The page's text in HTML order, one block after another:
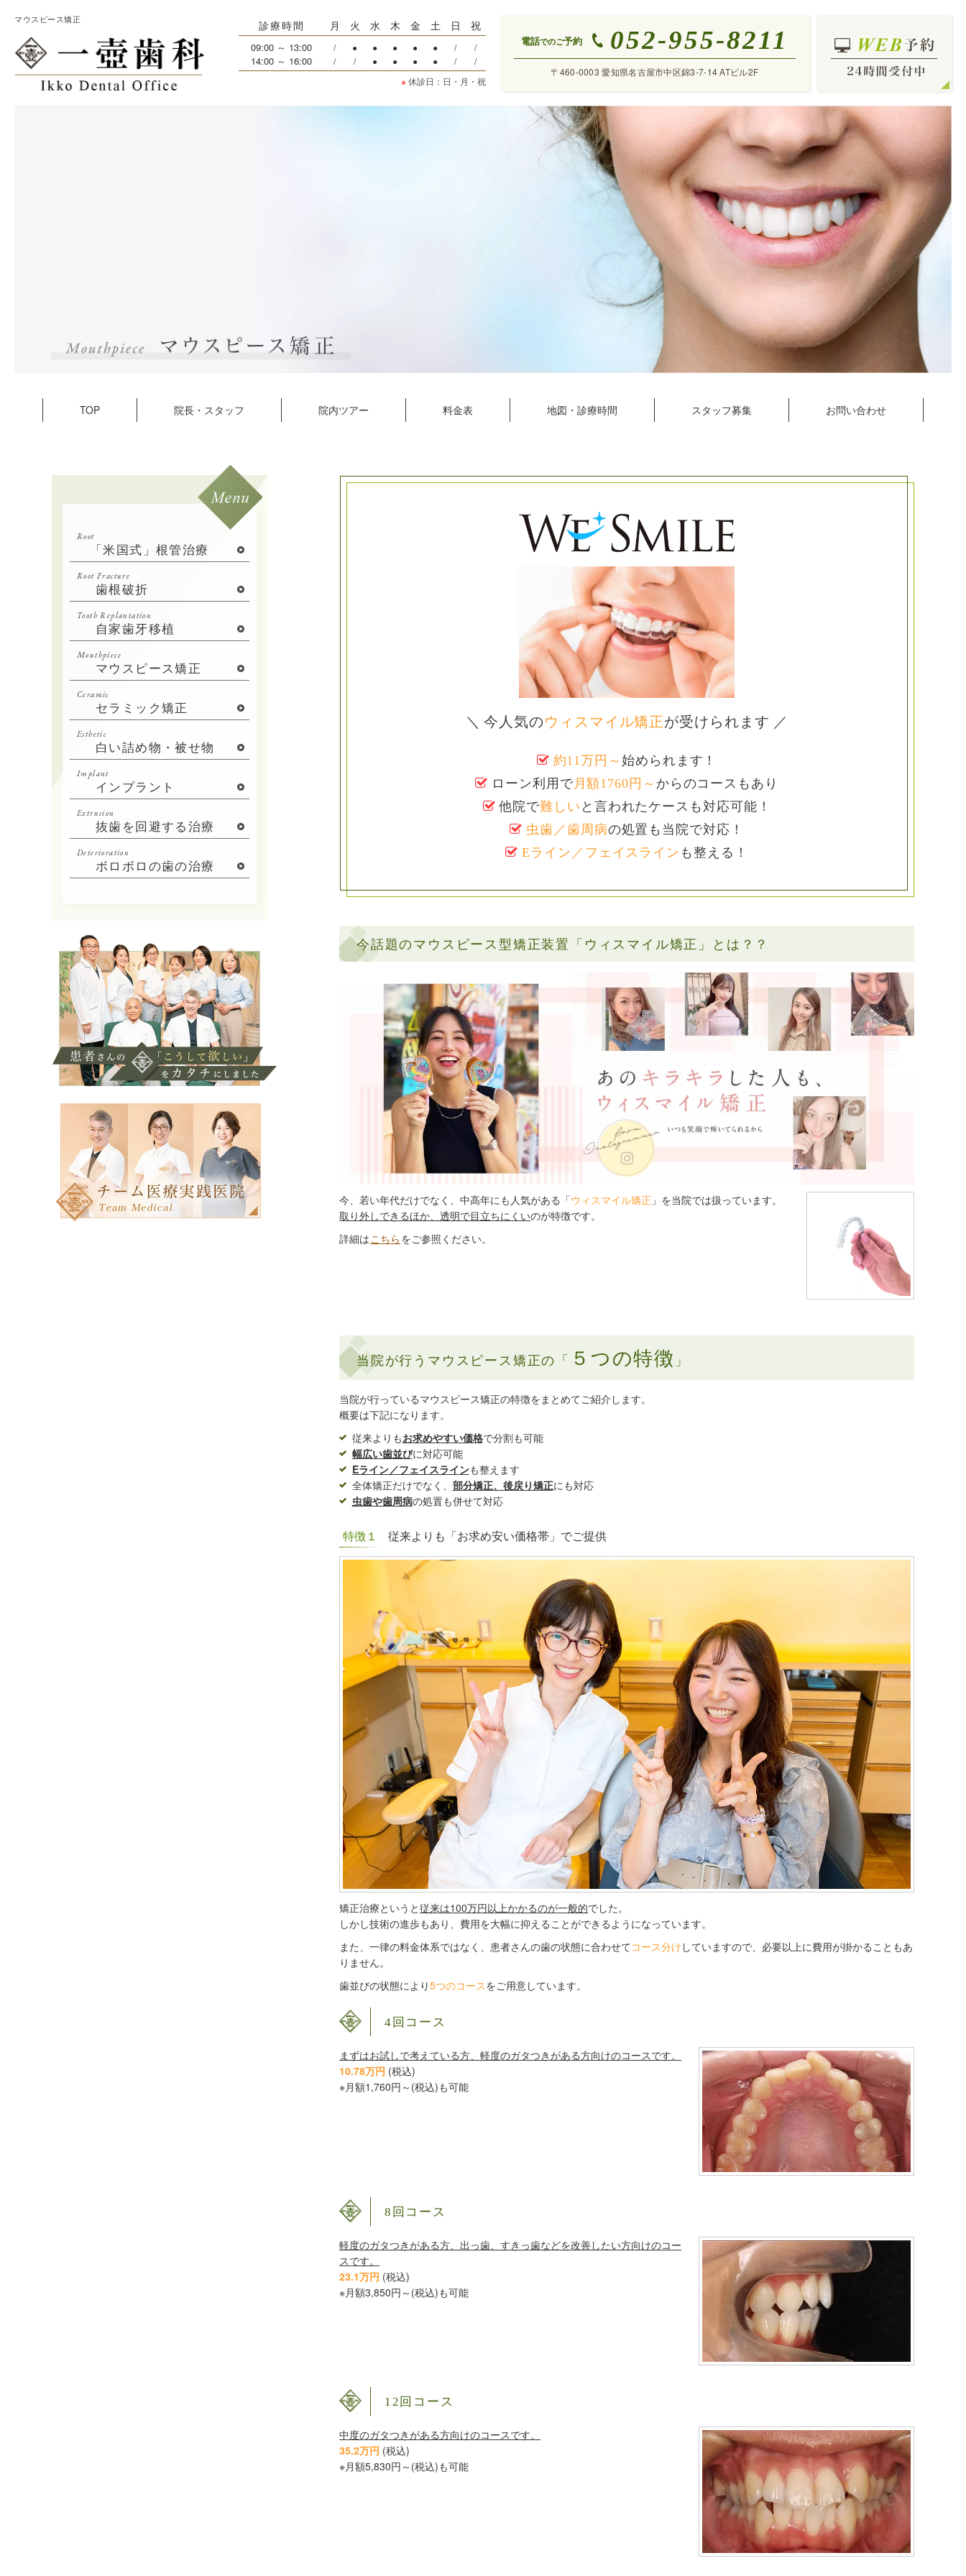
マウスピース矯正 診療時間 月 火 水 木 金 土 日 祝
09:00 ～ 13:00 / ● ● ● ● ● / /
14:00 ～ 16:00 / / ● ● ● ● /
/
※休診日：日・月・祝
電話でのご予約 052-955-8211
〒460-0003 愛知県名古屋市中区錦3-7-14 ATビル2F
TOP 院長・スタッフ 院内ツアー 料金表 地図・診療時間 スタッフ募集 お問い合わせ
Root
「米国式」根管治療
Root Fracture
歯根破折
Tooth Replantation
自家歯牙移植
Mouthpiece
マウスピース矯正
Ceramic
セラミック矯正
Esthetic
白い詰め物・被せ物
Implant
インプラント
Extrusion
抜歯を回避する治療
Deterioration
ボロボロの歯の治療
今人気のウィスマイル矯正が受けられます
約11万円～ 始められます！
ローン利用で月額1760円～ からのコースもあり
他院で難しい と言われたケースも対応可能！
虫歯／歯周病の処置も 当院で対応！
Eライン／フェイスライン も 整える！
今話題のマウスピース型矯正装置「ウィスマイル矯正」とは？？
今、若い年代だけでなく、中高年にも人気がある「ウィスマイル矯正 」を当院では扱っています。
取り外しできるほか、透明で目立ちにくいのが特徴です。
詳細はこちら をご参照ください。
当院が行うマウスピース矯正の「 ５つの特徴 」
当院が行っているマウスピース矯正の特徴をまとめてご紹介します。
概要は下記になります。
従来よりもお求めやすい価格で分割も可能
幅広い歯並びに対応可能
Eライン／フェイスラインも整えます
全体矯正だけでなく、 部分矯正、後戻り矯正にも対応
虫歯や歯周病の処置も併せて対応
特徴１ 従来よりも「お求め安い価格帯」でご提供
矯正治療というと従来は100万円以上かかるのが一般的でした。
しかし技術の進歩もあり、費用を大幅に抑えることができるようになっています。
また、一律の料金体系ではなく、患者さんの歯の状態に合わせてコース分け していますので、必要以上に費用が掛かることもあ
りません。
歯並びの状態により5つのコースをご用意しています。
4回コース
まずはお試しで考えている方、軽度のガタつきがある方向けのコースです。
10.78万円 (税込)
※月額1,760円～(税込)も可能
8回コース
軽度のガタつきがある方、出っ歯、すきっ歯などを改善したい方向けのコー
スです。
23.1万円 (税込)
※月額3,850円～(税込)も可能
12回コース
中度のガタつきがある方向けのコースです。
35.2万円 (税込)
※月額5,830円～(税込)も可能